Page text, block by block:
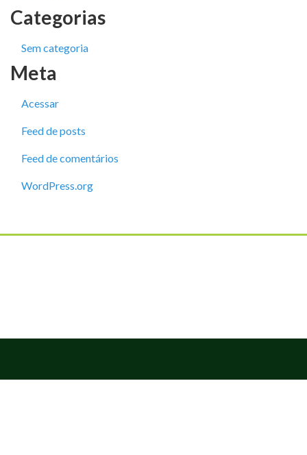
Categorias
Sem categoria
Meta
Acessar
Feed de posts
Feed de comentários
WordPress.org